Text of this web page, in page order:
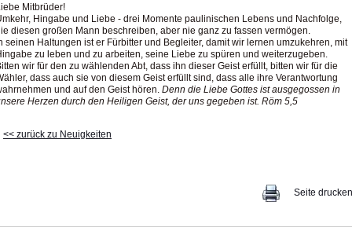
Mitbrüder!
Hingabe und Liebe - drei Momente paulinischen Lebens und Nachfolge,
diesen großen Mann beschreiben, aber nie ganz zu fassen vermögen.
seinen Haltungen ist er Fürbitter und Begleiter, damit wir lernen umzukehren, mit
zu leben und zu arbeiten, seine Liebe zu spüren und weiterzugeben.
wir für den zu wählenden Abt, dass ihn dieser Geist erfüllt, bitten wir für die
dass auch sie von diesem Geist erfüllt sind, dass alle ihre Verantwortung
und auf den Geist hören. Denn die Liebe Gottes ist ausgegossen in
Herzen durch den Heiligen Geist, der uns gegeben ist. Röm 5,5
<< zurück zu Neuigkeiten
Seite drucken